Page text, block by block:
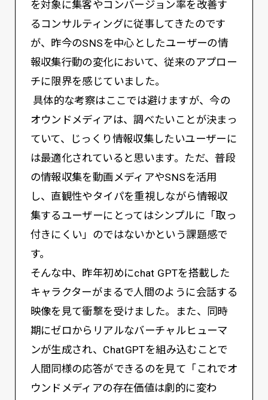
を対象に集客やコンバージョン率を改善す
るコンサルティングに従事してきたのです
が、昨今のSNSを中心としたユーザーの情
報収集行動の変化において、従来のアプロー
チに限界を感じていました。
具体的な考察はここでは避けますが、今の
オウンドメディアは、調べたいことが決まっ
ていて、じっくり情報収集したいユーザーに
は最適化されていると思います。ただ、普段
の情報収集を動画メディアやSNSを活用
し、直観性やタイパを重視しながら情報収
集するユーザーにとってはシンプルに「取っ
付きにくい」のではないかという課題感で
す。
そんな中、昨年初めにchat GPTを搭載した
キャラクターがまるで人間のように会話する
映像を見て衝撃を受けました。また、同時
期にゼロからリアルなバーチャルヒューマ
ンが生成され、ChatGPTを組み込むことで
人間同様の応答ができるのを見て「これでオ
ウンドメディアの存在価値は劇的に変わ